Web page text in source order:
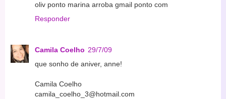
oliv ponto marina arroba gmail ponto com
Responder
Camila Coelho 29/7/09
que sonho de aniver, anne!
Camila Coelho
camila_coelho_3@hotmail.com